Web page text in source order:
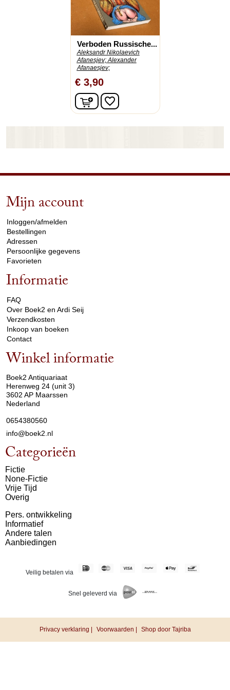
Verboden Russische...
Aleksandr Nikolaevich
Afanesjev; Alexander
Afanaesjev;
€ 3,90
In winkelwagen
favorite_border
Mijn account
Inloggen/afmelden
Bestellingen
Adressen
Persoonlijke gegevens
Favorieten
Informatie
FAQ
Over Boek2 en Ardi Seij
Verzendkosten
Inkoop van boeken
Contact
Winkel informatie
Boek2 Antiquariaat
Herenweg 24 (unit 3)
3602 AP Maarssen
Nederland
0654380560
info@boek2.nl
Categorieën
Fictie
None-Fictie
Vrije Tijd
Overig
Pers. ontwikkeling
Informatief
Andere talen
Aanbiedingen
Veilig betalen via
Snel geleverd via
Privacy verklaring | Voorwaarden | Shop door Tajriba